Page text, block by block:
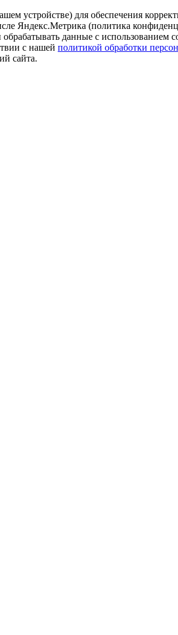
устройстве) для обеспечения
Яндекс.Метрика (политика
данные с использованием
с нашей политикой обработки
сайта.